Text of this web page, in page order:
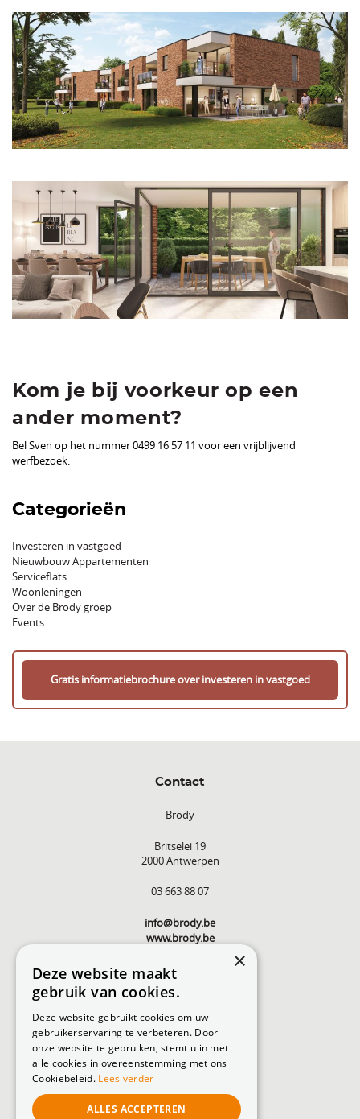
Kom je bij voorkeur op een
ander moment?
Bel Sven op het nummer 0499 16 57 11 voor een vrijblijvend
werfbezoek.
Categorieën
Investeren in vastgoed
Nieuwbouw Appartementen
Serviceflats
Woonleningen
Over de Brody groep
Events
Gratis informatiebrochure over investeren in vastgoed
Contact
Brody
Britselei 19
2000 Antwerpen
03 663 88 07
info@brody.be
www.brody.be
×
Deze website maakt
gebruik van cookies.
Deze website gebruikt cookies om uw
gebruikerservaring te verbeteren. Door
onze website te gebruiken, stemt u in met
alle cookies in overeenstemming met ons
Cookiebeleid. Lees verder
ALLES ACCEPTEREN